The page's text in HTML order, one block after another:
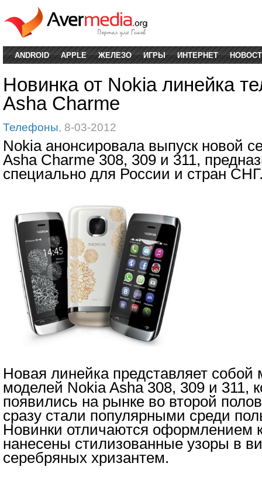
ANDROID APPLE ЖЕЛЕЗО ИГРЫ ИНТЕРНЕТ
Новинка от Nokia линейка
Asha Charme
Телефоны, 8-03-2012
Nokia анонсировала выпуск новой
Asha Charme 308, 309 и 311,
специально для России и стран
Новая линейка представляет
моделей Nokia Asha 308, 309 и 311,
появились на рынке во второй
сразу стали популярными среди
Новинки отличаются оформлением
нанесены стилизованные узоры в
серебряных хризантем.